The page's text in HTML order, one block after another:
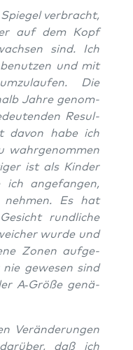
ver­bracht,
auf dem Kopf
sind. Ich
und mit
Die
Jah­re genom­
Resul­
davon habe ich
wahr­ge­nom­men
ist als Kin­der
ich ange­fan­gen,
Es hat
rund­li­che
wur­de und
Zonen auf­ge­
gewe­sen sind
A‑Größe genä­
Ver­än­de­run­gen
daß ich